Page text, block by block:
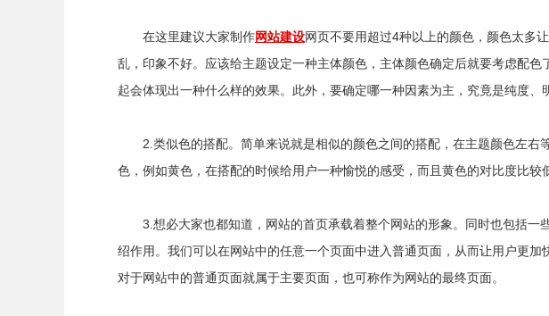
在这里建议大家制作网站建设网页不要用超过4种以上的颜色，颜色太多
乱，印象不好。应该给主题设定一种主体颜色，主体颜色确定后就要考虑配
起会体现出一种什么样的效果。此外，要确定哪一种因素为主，究竟是纯度、
2.类似色的搭配。简单来说就是相似的颜色之间的搭配，在主题颜色左右
色，例如黄色，在搭配的时候给用户一种愉悦的感受，而且黄色的对比度比较
3.想必大家也都知道，网站的首页承载着整个网站的形象。同时也包括一
绍作用。我们可以在网站中的任意一个页面中进入普通页面，从而让用户更加
对于网站中的普通页面就属于主要页面，也可称作为网站的最终页面。